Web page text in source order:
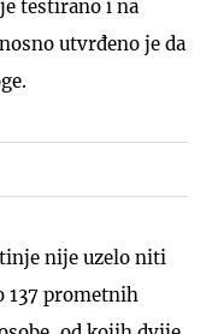
testirano i na
utvrđeno je da
nije uzelo niti
137 prometnih